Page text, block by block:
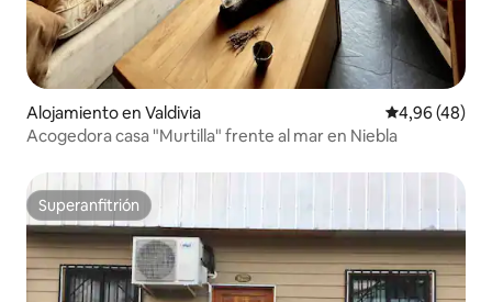
Alojamiento en Valdivia Calificación
4,96 (48)
Acogedora casa "Murtilla" frente al mar en Niebla
Superanfitrión
Superanfitrión